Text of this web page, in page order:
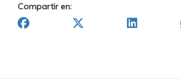
Compartir en: